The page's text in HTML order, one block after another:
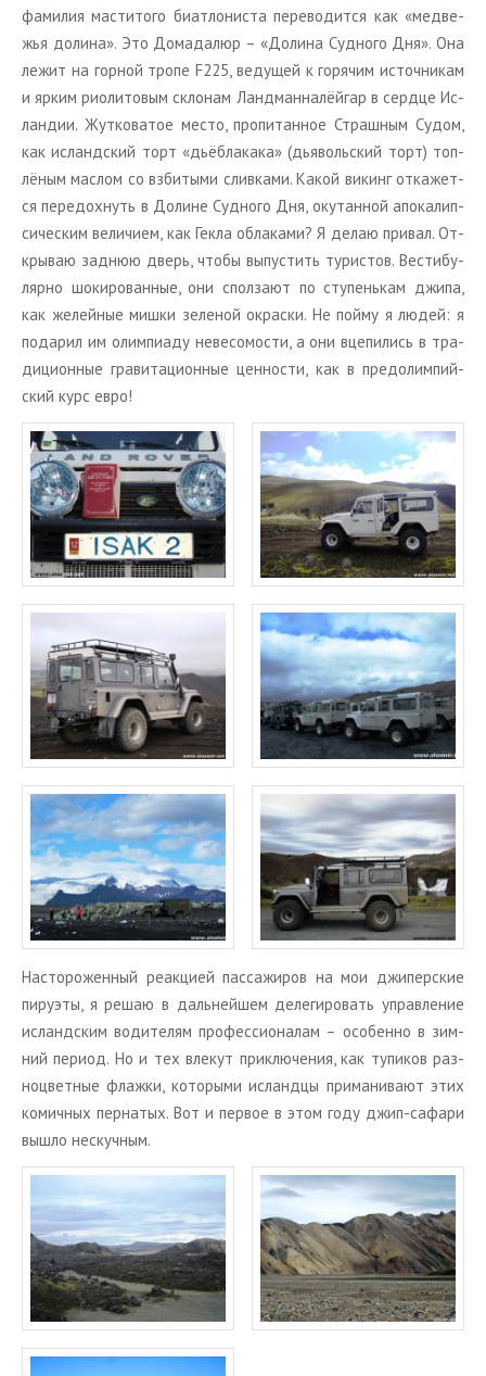
фа­ми­лия ма­сти­то­го би­ат­ло­ни­ста пе­ре­во­дит­ся как «мед­ве­
жья до­ли­на». Это До­ма­да­люр – «До­ли­на Суд­но­го Дня». Она
лежит на гор­ной тропе F225, ве­ду­щей к го­ря­чим ис­точ­ни­кам
и ярким рио­ли­то­вым скло­нам Ланд­ман­на­лёй­гар в серд­це Ис­
лан­дии. Жут­ко­ва­тое место, про­пи­тан­ное Страш­ным Судом,
как ис­ланд­ский торт «дьёб­ла­ка­ка» (дья­воль­ский торт) топ­
лё­ным мас­лом со взби­ты­ми слив­ка­ми. Какой ви­кинг от­ка­жет­
ся пе­ре­дох­нуть в До­лине Суд­но­го Дня, оку­тан­ной апо­ка­лип­
си­че­ским ве­ли­чи­ем, как Гекла об­ла­ка­ми? Я делаю при­вал. От­
кры­ваю зад­нюю дверь, чтобы вы­пу­стить ту­ри­стов. Ве­сти­бу­
ляр­но шо­ки­ро­ван­ные, они спол­за­ют по сту­пень­кам джипа,
как же­лей­ные мишки зе­ле­ной окрас­ки. Не пойму я людей: я
по­да­рил им олим­пи­а­ду неве­со­мо­сти, а они вце­пи­лись в тра­
ди­ци­он­ные гра­ви­та­ци­он­ные цен­но­сти, как в пред­олим­пий­
ский курс евро!
На­сто­ро­жен­ный ре­ак­ци­ей пас­са­жи­ров на мои джи­пер­ские
пи­ру­эты, я решаю в даль­ней­шем де­ле­ги­ро­вать управ­ле­ние
ис­ланд­ским во­ди­те­лям про­фес­си­о­на­лам – осо­бен­но в зим­
ний пе­ри­од. Но и тех вле­кут при­клю­че­ния, как ту­пи­ков раз­
но­цвет­ные флаж­ки, ко­то­ры­ми ис­ланд­цы при­ма­ни­ва­ют этих
ко­мич­ных пер­на­тых. Вот и пер­вое в этом году джип-са­фа­ри
вышло нескуч­ным.